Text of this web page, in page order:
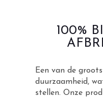
100%
Een van de
duurzaamheid,
stellen. Onze